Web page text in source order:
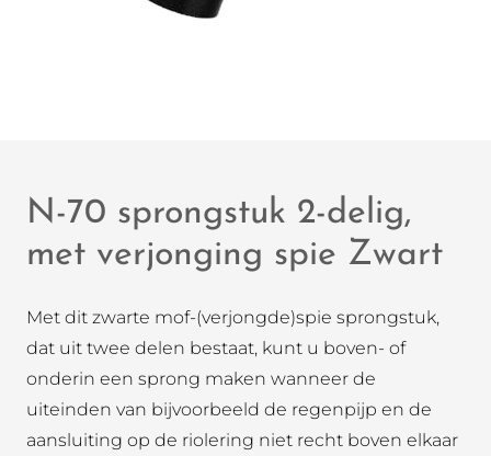
N-70 sprongstuk 2-delig,
met verjonging spie Zwart
Met dit zwarte mof-(verjongde)spie sprongstuk,
dat uit twee delen bestaat, kunt u boven- of
onderin een sprong maken wanneer de
uiteinden van bijvoorbeeld de regenpijp en de
aansluiting op de riolering niet recht boven elkaar